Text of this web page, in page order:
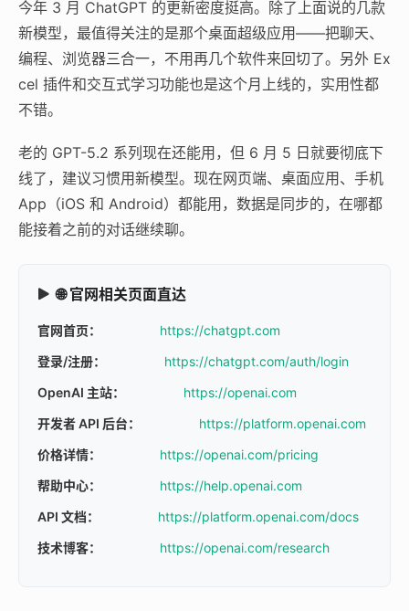
今年 3 月 ChatGPT 的更新密度挺高。除了上面说的几款
新模型，最值得关注的是那个桌面超级应用——把聊天、
编程、浏览器三合一，不用再几个软件来回切了。另外 Ex
cel 插件和交互式学习功能也是这个月上线的，实用性都
不错。
老的 GPT-5.2 系列现在还能用，但 6 月 5 日就要彻底下
线了，建议习惯用新模型。现在网页端、桌面应用、手机
App（iOS 和 Android）都能用，数据是同步的，在哪都
能接着之前的对话继续聊。
🌐 官网相关页面直达
官网首页：
https://chatgpt.com
登录/注册：
https://chatgpt.com/auth/login
OpenAI 主站：
https://openai.com
开发者 API 后台：
https://platform.openai.com
价格详情：
https://openai.com/pricing
帮助中心：
https://help.openai.com
API 文档：
https://platform.openai.com/docs
技术博客：
https://openai.com/research